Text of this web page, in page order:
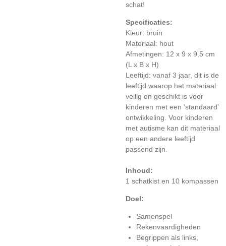
schat!
Specificaties:
Kleur: bruin
Materiaal: hout
Afmetingen: 12 x 9 x 9,5 cm
(L x B x H)
Leeftijd: vanaf 3 jaar, dit is de
leeftijd waarop het materiaal
veilig en geschikt is voor
kinderen met een 'standaard'
ontwikkeling. Voor kinderen
met autisme kan dit materiaal
op een andere leeftijd
passend zijn.
Inhoud:
1 schatkist en 10 kompassen
Doel:
Samenspel
Rekenvaardigheden
Begrippen als links,